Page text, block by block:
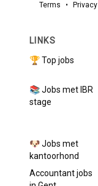
Terms • Privacy
LINKS
🏆 Top jobs
📚 Jobs met IBR
stage
🐶 Jobs met
kantoorhond
Accountantjobs